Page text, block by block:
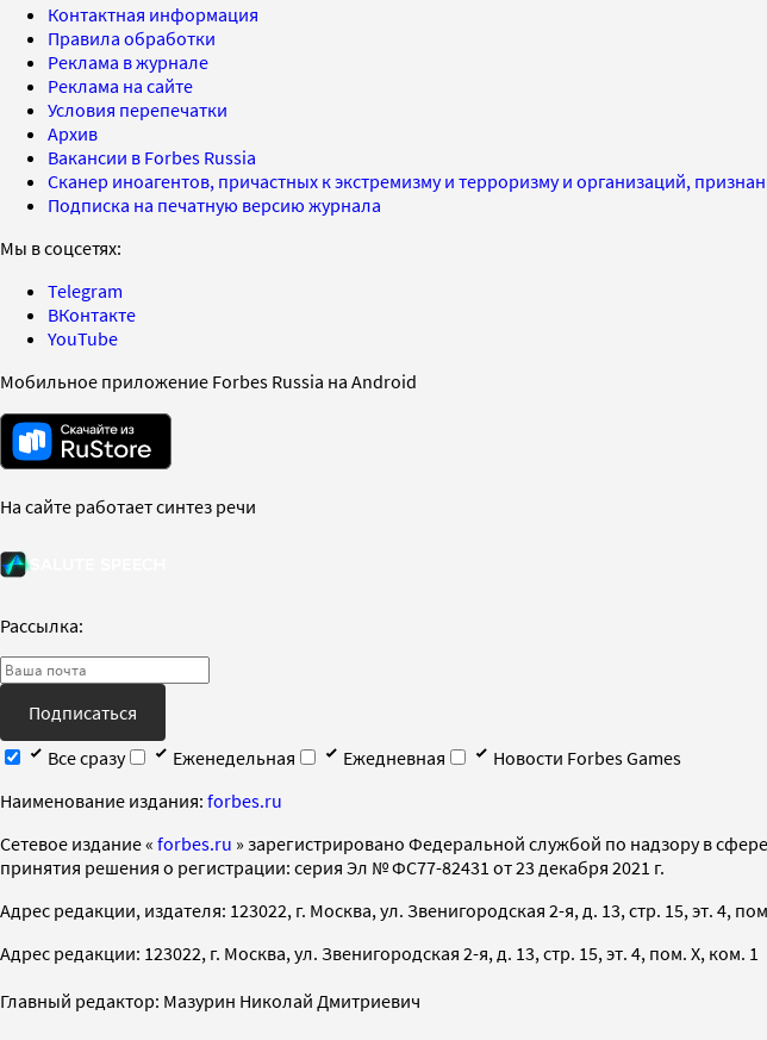
Контактная информация
Правила обработки
Реклама в журнале
Реклама на сайте
Условия перепечатки
Архив
Вакансии в Forbes Russia
Сканер иноагентов, причастных к экстремизму и терроризму и организаций,
Подписка на печатную версию журнала
Мы в соцсетях:
Telegram
ВКонтакте
YouTube
Мобильное приложение Forbes Russia на Android
На сайте работает синтез речи
Рассылка:
Подписаться
Все сразу
Еженедельная Ежедневная
Новости Forbes Games
Наименование издания: forbes.ru
Cетевое издание « forbes.ru » зарегистрировано Федеральной службой по надзору в
принятия решения о регистрации: серия Эл № ФС77-82431 от 23 декабря 2021 г.
Адрес редакции, издателя: 123022, г. Москва, ул. Звенигородская 2-я, д. 13, стр. 15, эт. 4,
Адрес редакции: 123022, г. Москва, ул. Звенигородская 2-я, д. 13, стр. 15, эт. 4, пом. X, ком. 1
Главный редактор: Мазурин Николай Дмитриевич